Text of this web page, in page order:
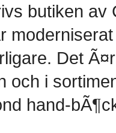
butiken
Det
och i
hand-